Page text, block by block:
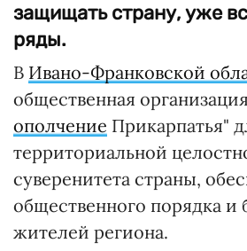
защищать страну, уже
ряды.
В Ивано-Франковской
общественная
ополчение Прикарпатья"
территориальной
суверенитета страны,
общественного порядка и
жителей региона.